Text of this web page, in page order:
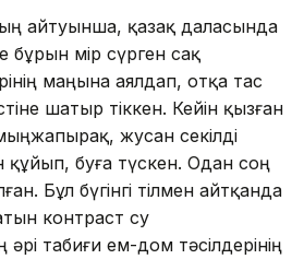
айтуынша, қазақ даласында
өмір сүрген сақ
маңына аялдап, отқа тас
шатыр тіккен. Кейін қызған
жусан секілді
құйып, буға түскен. Одан соң
Бұл бүгінгі тілмен айтқанда
контраст су
табиғи ем-дом тәсілдерінің